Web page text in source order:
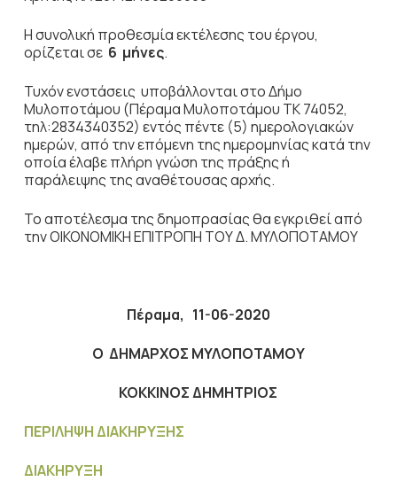
Η συνολική προθεσμία εκτέλεσης του έργου,
ορίζεται σε 6 μήνες.
Τυχόν ενστάσεις υποβάλλονται στο Δήμο
Μυλοποτάμου (Πέραμα Μυλοποτάμου ΤΚ 74052,
τηλ:2834340352) εντός πέντε (5) ημερολογιακών
ημερών, από την επόμενη της ημερομηνίας κατά την
οποία έλαβε πλήρη γνώση της πράξης ή
παράλειψης της αναθέτουσας αρχής.
Το αποτέλεσμα της δημοπρασίας θα εγκριθεί από
την ΟΙΚΟΝΟΜΙΚΗ ΕΠΙΤΡΟΠΗ ΤΟΥ Δ. ΜΥΛΟΠΟΤΑΜΟΥ
Πέραμα, 11-06-2020
Ο ΔΗΜΑΡΧΟΣ ΜΥΛΟΠΟΤΑΜΟΥ
ΚΟΚΚΙΝΟΣ ΔΗΜΗΤΡΙΟΣ
ΠΕΡΙΛΗΨΗ ΔΙΑΚΗΡΥΞΗΣ
ΔΙΑΚΗΡΥΞΗ